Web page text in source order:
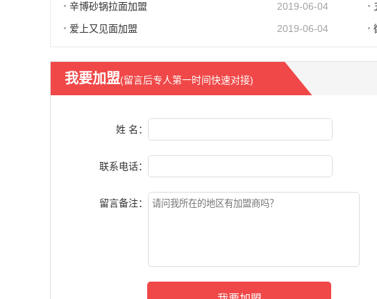
辛博砂锅拉面加盟 2019-06-04
爱上又见面加盟
2019-06-04
我要加盟(留言后专人第一时间快速对接)
姓 名：
联系电话：
留言备注：